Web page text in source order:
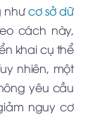
nhưcơ sở dữ
cách này,
khai cụ thể
nhiên, một
yêu cầu
nguy cơ